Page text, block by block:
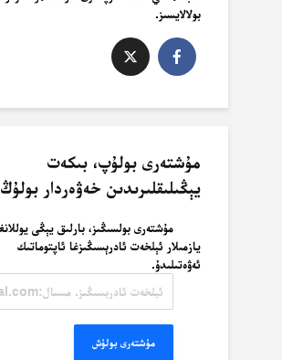
بولالايسىز.
مۇشتەرى بولۇپ، بىكەت
يېڭىلىقلىرىدىن خەۋەردار
مۇشتەرى بولسىڭىز، بارلىق يېڭى
يازمىلار ئېلخەت ئادرېسىڭىزغا ئاپتوماتىك
ئەۋەتىلىدۇ.
ئادرېسىڭىز.
مۇشتەرى بولۇش